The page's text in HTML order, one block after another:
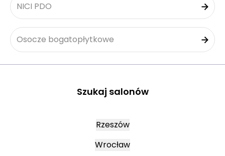
NICI PDO
Osocze bogatopłytkowe
Szukaj salonów
Rzeszów
Wrocław